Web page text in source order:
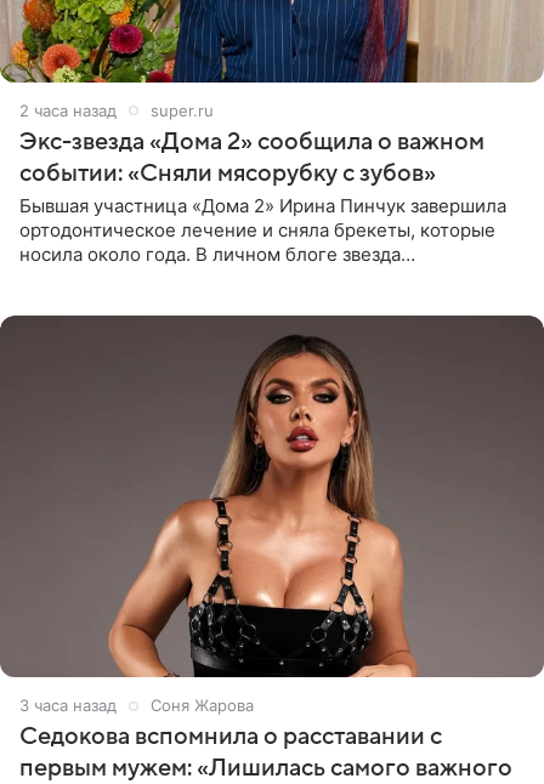
2 часа назад super.ru
Экс-звезда «Дома 2» сообщила о важном
событии: «Сняли мясорубку с зубов»
Бывшая участница «Дома 2» Ирина Пинчук завершила
ортодонтическое лечение и сняла брекеты, которые
носила около года. В личном блоге звезда
3 часа назад Соня Жарова
Седокова вспомнила о расставании с
первым мужем: «Лишилась самого важного